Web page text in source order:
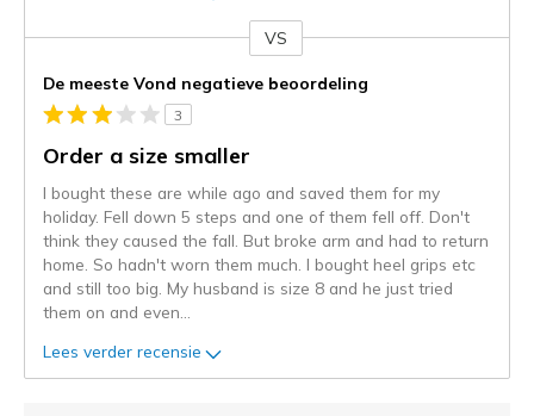
content
wordt
momenteel
gemigreerd
de
niejee
page_id.
kunt
status
van
VS
De meeste Vond negatieve beoordeling
3
Order a size smaller
I bought these are while ago and saved them for my
holiday. Fell down 5 steps and one of them fell off. Don't
think they caused the fall. But broke arm and had to return
home. So hadn't worn them much. I bought heel grips etc
and still too big. My husband is size 8 and he just tried
them on and even
Lees verder recensie